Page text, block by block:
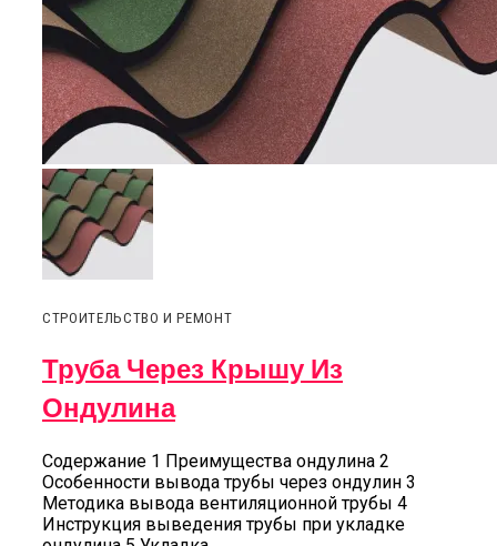
СТРОИТЕЛЬСТВО И РЕМОНТ
Труба Через Крышу Из
Ондулина
Содержание 1 Преимущества ондулина 2
Особенности вывода трубы через ондулин 3
Методика вывода вентиляционной трубы 4
Инструкция выведения трубы при укладке